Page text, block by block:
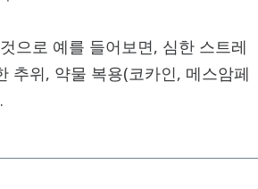
으로 예를 들어보면, 심한 스트레
추위, 약물 복용(코카인, 메스암페